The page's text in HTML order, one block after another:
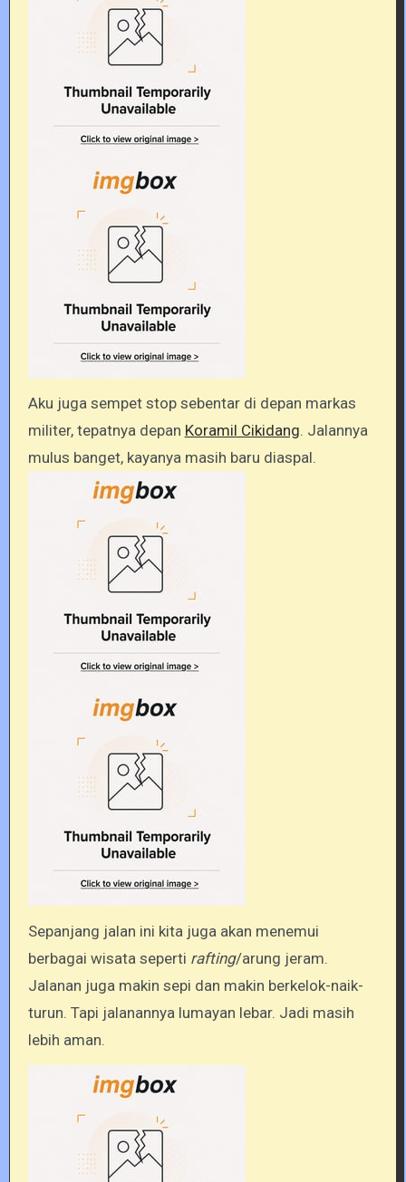
Aku juga sempet stop sebentar di depan markas
militer, tepatnya depan Koramil Cikidang. Jalannya
mulus banget, kayanya masih baru diaspal.
Sepanjang jalan ini kita juga akan menemui
berbagai wisata seperti rafting/arung jeram.
Jalanan juga makin sepi dan makin berkelok-naik-
turun. Tapi jalanannya lumayan lebar. Jadi masih
lebih aman.